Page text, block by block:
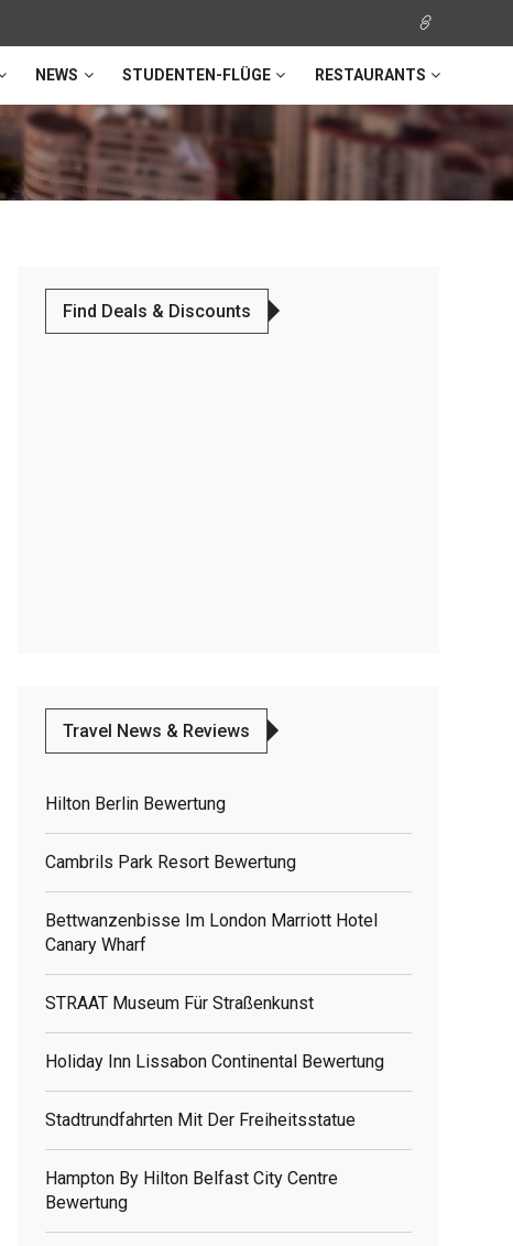
NEWS STUDENTEN-FLÜGE RESTAURANTS
Find Deals & Discounts
Travel News & Reviews
Hilton Berlin Bewertung
Cambrils Park Resort Bewertung
Bettwanzenbisse Im London Marriott Hotel
Canary Wharf
STRAAT Museum Für Straßenkunst
Holiday Inn Lissabon Continental Bewertung
Stadtrundfahrten Mit Der Freiheitsstatue
Hampton By Hilton Belfast City Centre
Bewertung